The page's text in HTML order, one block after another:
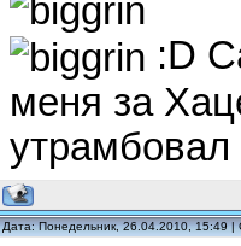
:D
меня за
Дата: Понедельник, 26.04.2010, 15:49